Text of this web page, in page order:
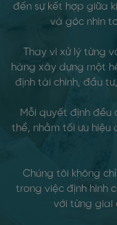
đến sự kết hợp giữa
và góc nhìn
Thay vì xử lý từng
hàng xây dựng một
định tài chính, đầu
Mỗi quyết định đều
thể, nhằm tối ưu
Chúng tôi không
trong việc định hình
với từng giai